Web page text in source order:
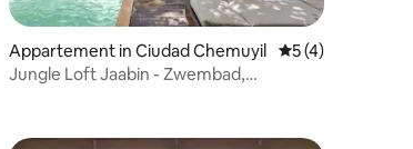
beoordeling van 4,9 op 5, 223 recensies
Appartement in Ciudad Chemuyil Gemiddelde
5 (4)
Jungle Loft Jaabin - Zwembad,